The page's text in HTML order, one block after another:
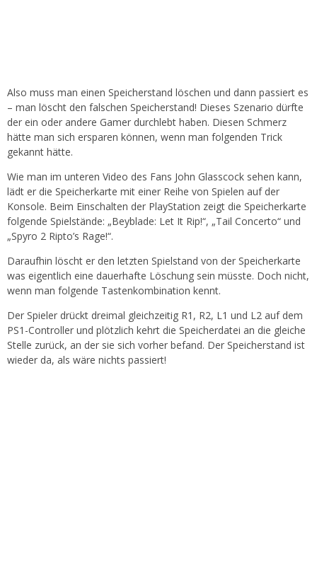
Also muss man einen Speicherstand löschen und dann passiert es
– man löscht den falschen Speicherstand! Dieses Szenario dürfte
der ein oder andere Gamer durchlebt haben. Diesen Schmerz
hätte man sich ersparen können, wenn man folgenden Trick
gekannt hätte.
Wie man im unteren Video des Fans John Glasscock sehen kann,
lädt er die Speicherkarte mit einer Reihe von Spielen auf der
Konsole. Beim Einschalten der PlayStation zeigt die Speicherkarte
folgende Spielstände: „Beyblade: Let It Rip!“, „Tail Concerto“ und
„Spyro 2 Ripto’s Rage!“.
Daraufhin löscht er den letzten Spielstand von der Speicherkarte
was eigentlich eine dauerhafte Löschung sein müsste. Doch nicht,
wenn man folgende Tastenkombination kennt.
Der Spieler drückt dreimal gleichzeitig R1, R2, L1 und L2 auf dem
PS1-Controller und plötzlich kehrt die Speicherdatei an die gleiche
Stelle zurück, an der sie sich vorher befand. Der Speicherstand ist
wieder da, als wäre nichts passiert!